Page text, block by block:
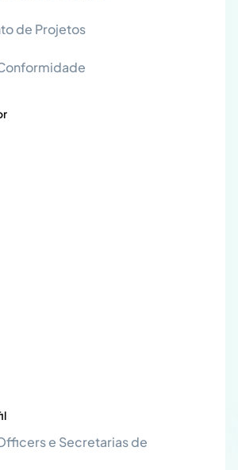
de Projetos
e Secretarias de